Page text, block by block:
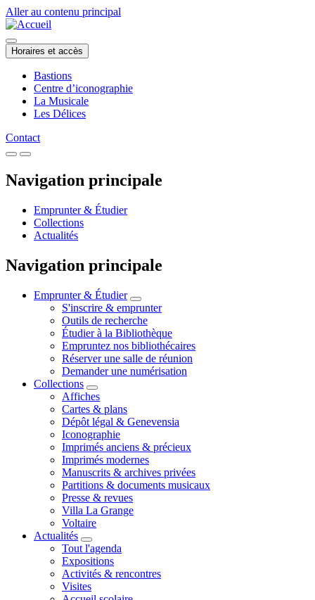
Aller au contenu principal
Horaires et accès
Bastions
Centre d’iconographie
La Musicale
Les Délices
Contact
Navigation principale
Emprunter & Étudier
Collections
Actualités
Navigation principale
Emprunter & Étudier
S'inscrire & emprunter
Outils de recherche
Étudier à la Bibliothèque
Empruntez nos bibliothécaires
Réserver une salle de réunion
Demander une numérisation
Collections
Affiches
Cartes & plans
Dépôt légal & Genevensia
Iconographie
Imprimés anciens & précieux
Imprimés modernes
Manuscrits & archives privées
Partitions & documents musicaux
Presse & revues
Villa La Grange
Voltaire
Actualités
Tout l'agenda
Expositions
Activités & rencontres
Visites